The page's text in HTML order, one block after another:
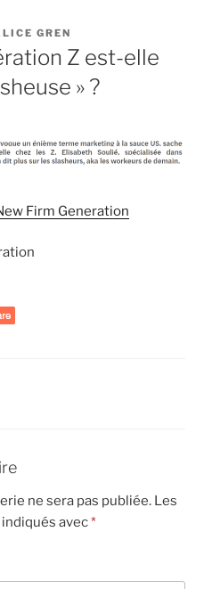
GREN
Z est-elle
» ?
Firm Generation
ne sera pas publiée. Les
avec*